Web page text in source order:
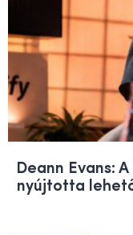
Deann Evans:
nyújtotta